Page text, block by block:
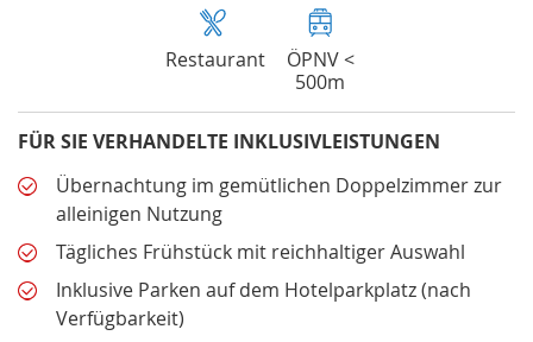
Restaurant
ÖPNV <
500m
FÜR SIE VERHANDELTE INKLUSIVLEISTUNGEN
Übernachtung im gemütlichen Doppelzimmer zur
alleinigen Nutzung
Tägliches Frühstück mit reichhaltiger Auswahl
Inklusive Parken auf dem Hotelparkplatz (nach
Verfügbarkeit)